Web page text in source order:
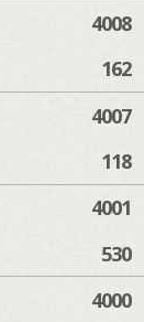
4008
162
4007
118
4001
530
4000